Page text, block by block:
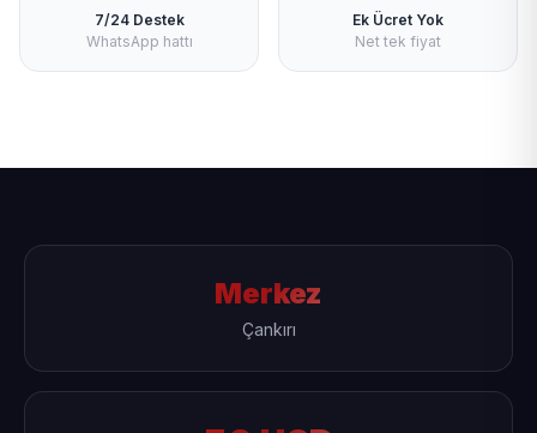
7/24 Destek
WhatsApp hattı
Ek Ücret Yok
Net tek fiyat
Merkez
Çankırı